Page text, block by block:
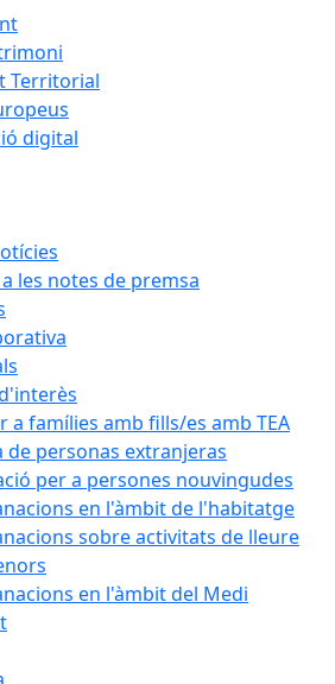
Territorial
digital
les notes de premsa
a famílies amb fills/es amb TEA
de personas extranjeras
per a persones nouvingudes
en l'àmbit de l'habitatge
sobre activitats de lleure
en l'àmbit del Medi